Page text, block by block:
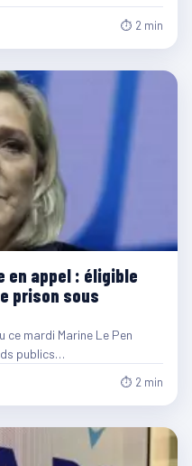
⏱ 2 min
en appel : éligible
prison sous
ce mardi Marine Le Pen
publics…
⏱ 2 min